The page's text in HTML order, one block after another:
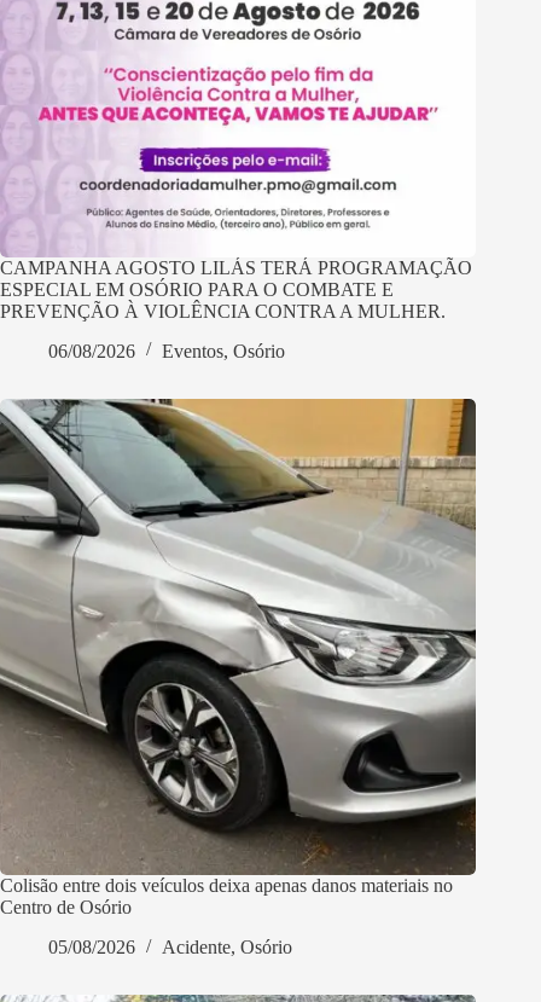
CAMPANHA AGOSTO LILÁS TERÁ PROGRAMAÇÃO
ESPECIAL EM OSÓRIO PARA O COMBATE E
PREVENÇÃO À VIOLÊNCIA CONTRA A MULHER.
06/08/2026
Eventos, Osório
Colisão entre dois veículos deixa apenas danos materiais no
Centro de Osório
05/08/2026
Acidente, Osório